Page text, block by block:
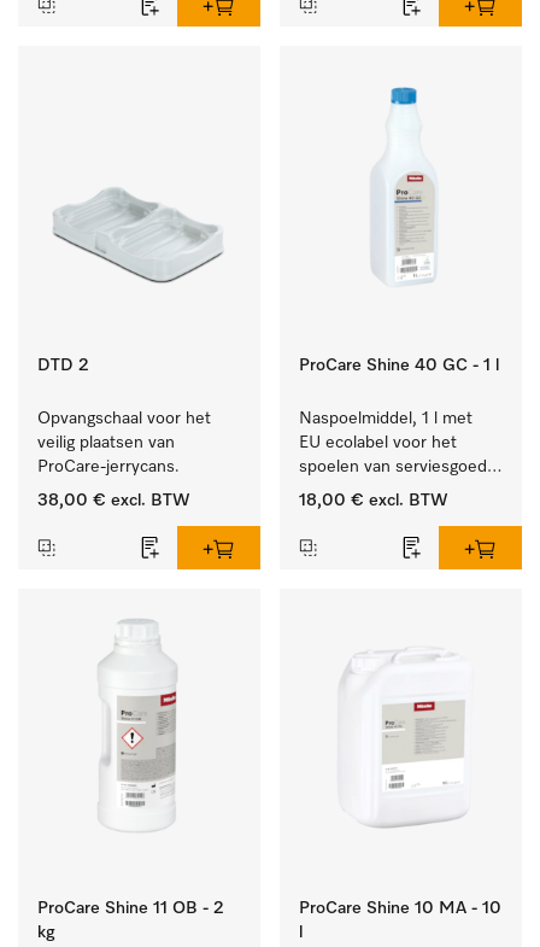
DTD 2
Opvangschaal voor het
veilig plaatsen van
ProCare-jerrycans.
38,00 € excl. BTW
ProCare Shine 40 GC - 1 l
Naspoelmiddel, 1 l met
EU ecolabel voor het
spoelen van serviesgoed,
bestek en glazen.
18,00 € excl. BTW
ProCare Shine 11 OB - 2
kg
ProCare Shine 10 MA - 10